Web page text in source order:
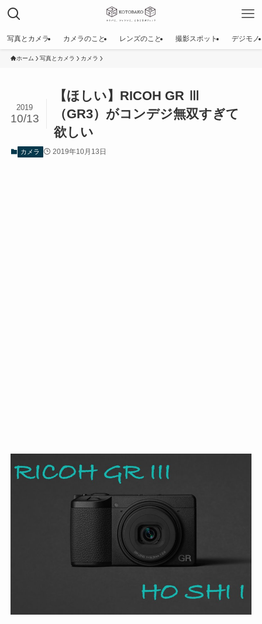
写真とカメラ カメラのこと レンズのこと 撮影スポット デジモノ
ホーム 写真とカメラ カメラ
【ほしい】RICOH GR Ⅲ
（GR3）がコンデジ無双すぎて
欲しい
2019
10/13
カメラ 2019年10月13日